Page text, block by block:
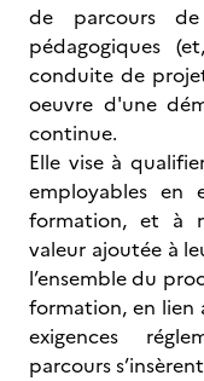
de parcours
pédagogiques
conduite de
oeuvre d'une
continue.
Elle vise à
employables en
formation, et à
valeur ajoutée à
l’ensemble du
formation, en lien
exigences
parcours